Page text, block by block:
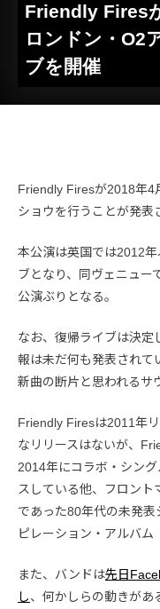
Friendly Fires
ロンドン・O2
ブを開催
Friendly Firesが2018年4
ショウを行うことが発表
本公演は英国では2012
ブとなり、同ヴェニュー
公演ぶりとなる。
なお、復帰ライブは決定
報は未だ何も発表されて
新曲の断片と思われるサ
Friendly Firesは2011年
なリリースはないが、
2014年にコラボ・シン
スしている他、フロン
であった80年代の未発
ピレーション・アルバム
また、バンドは先日
し、何かしらの動きがあ